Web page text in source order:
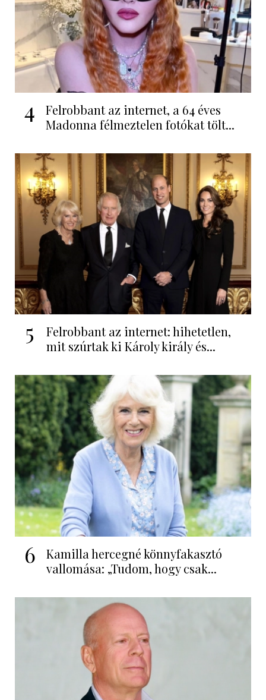
4
Felrobbant az internet, a 64 éves
Madonna félmeztelen fotókat tölt...
5
Felrobbant az internet: hihetetlen,
mit szúrtak ki Károly király és...
6
Kamilla hercegné könnyfakasztó
vallomása: „Tudom, hogy csak...